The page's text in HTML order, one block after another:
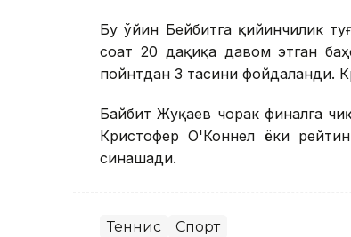
Бу ўйин Бейбитга қийинчилик
соат 20 дақиқа давом этган
пойнтдан 3 тасини фойдаланди.
Байбит Жуқаев чорак финалга
Кристофер О'Коннел ёки
синашади.
Теннис Спорт